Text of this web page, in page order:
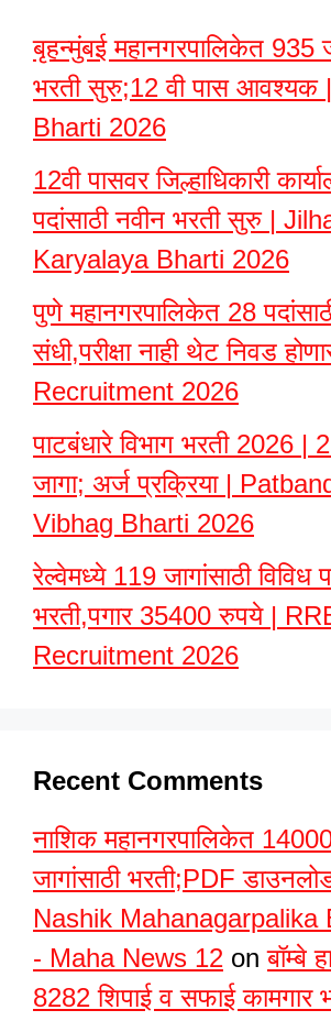
बृहन्मुंबई महानगरपालिकेत 935
भरती सुरु;12 वी पास आवश्यक
Bharti 2026
12वी पासवर जिल्हाधिकारी
पदांसाठी नवीन भरती सुरु |
Karyalaya Bharti 2026
पुणे महानगरपालिकेत 28
संधी,परीक्षा नाही थेट निवड
Recruitment 2026
पाटबंधारे विभाग भरती 2026 |
जागा; अर्ज प्रक्रिया |
Vibhag Bharti 2026
रेल्वेमध्ये 119 जागांसाठी विविध
भरती,पगार 35400 रुपये |
Recruitment 2026
Recent Comments
नाशिक महानगरपालिकेत
जागांसाठी भरती;PDF
Nashik Mahanagarpalika
- Maha News 12 onबॉम्बे
8282 शिपाई व सफाई कामगार